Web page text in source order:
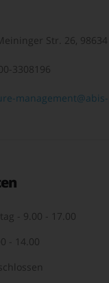
Str. 26, 98634
3308196
- 9.00 - 17.00
- 14.00